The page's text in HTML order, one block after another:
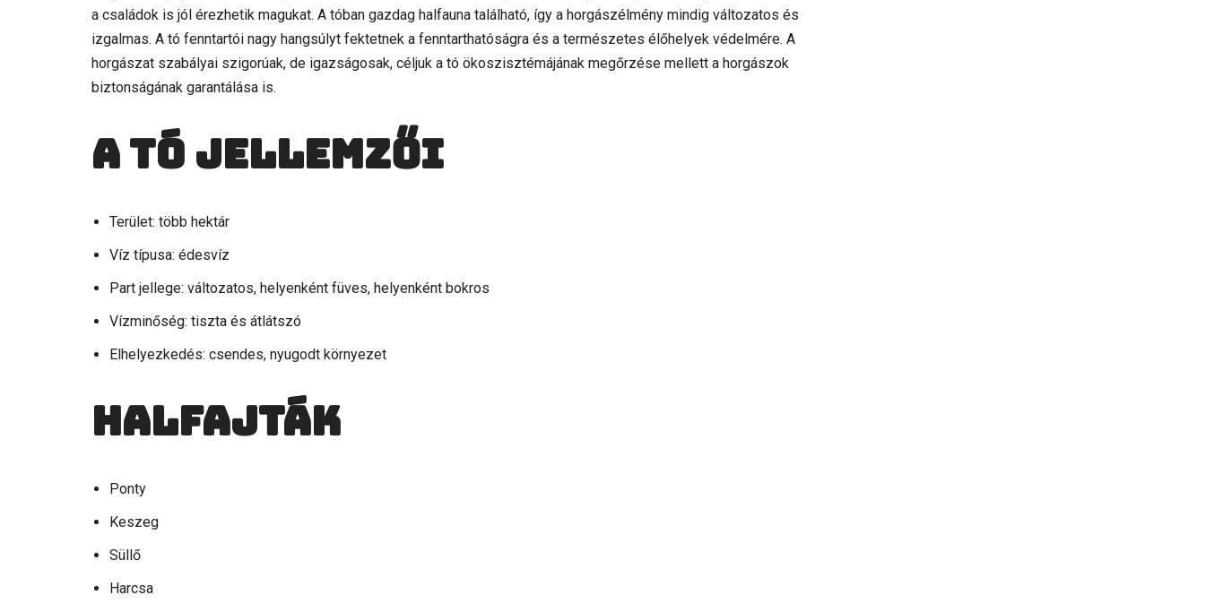
a családok is jól érezhetik magukat. A tóban gazdag halfauna található, így a horgászélmény mindig változatos és
izgalmas. A tó fenntartói nagy hangsúlyt fektetnek a fenntarthatóságra és a természetes élőhelyek védelmére. A
horgászat szabályai szigorúak, de igazságosak, céljuk a tó ökoszisztémájának megőrzése mellett a horgászok
biztonságának garantálása is.
A tó jellemzői
Terület: több hektár
Víz típusa: édesvíz
Part jellege: változatos, helyenként füves, helyenként bokros
Vízminőség: tiszta és átlátszó
Elhelyezkedés: csendes, nyugodt környezet
Halfajták
Ponty
Keszeg
Süllő
Harcsa